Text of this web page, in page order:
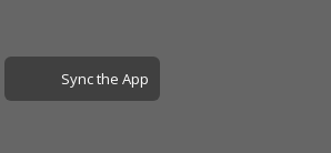
Sync the App